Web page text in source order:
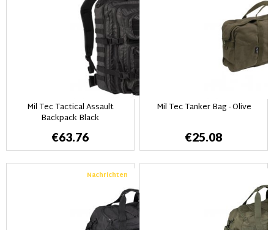
Mil Tec Tactical Assault
Backpack Black
€63.76
Mil Tec Tanker Bag - Olive
€25.08
Nachrichten